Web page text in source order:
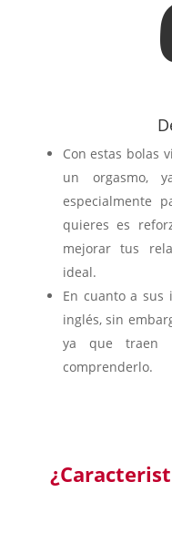
Con estas bolas
un orgasmo,
especialmente
quieres es
mejorar tus
ideal.
En cuanto a sus
inglés, sin
ya que traen
comprenderlo.